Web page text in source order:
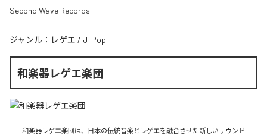
Second Wave Records
ジャンル： レゲエ / J-Pop
和楽器レゲエ楽団
和楽器レゲエ楽団は、日本の伝統音楽とレゲエを融合させた新しいサウンド